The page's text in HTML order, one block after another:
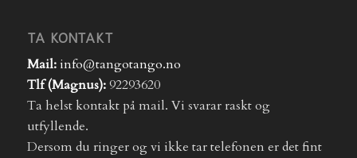
TA KONTAKT
Mail: info@tangotango.no
Tlf (Magnus):92293620
Ta helst kontakt på mail. Vi svarar raskt og
utfyllende.
Dersom du ringer og vi ikke tar telefonen er det fint